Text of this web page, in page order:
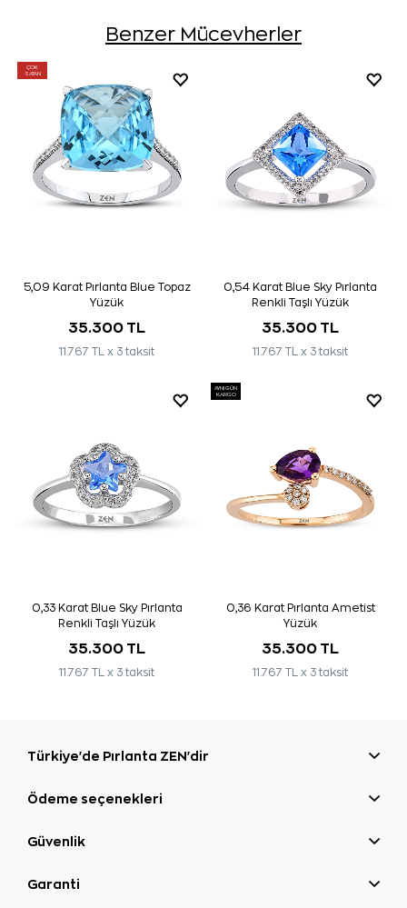
Benzer Mücevherler
ÇOK
SATAN
5,09 Karat Pırlanta Blue Topaz
Yüzük
35.300 TL
11.767 TL x 3 taksit
0,54 Karat Blue Sky Pırlanta
Renkli Taşlı Yüzük
35.300 TL
11.767 TL x 3 taksit
0,33 Karat Blue Sky Pırlanta
Renkli Taşlı Yüzük
35.300 TL
11.767 TL x 3 taksit
AYNI GÜN
KARGO
0,36 Karat Pırlanta Ametist
Yüzük
35.300 TL
11.767 TL x 3 taksit
Türkiye'de Pırlanta ZEN'dir
Ödeme seçenekleri
Güvenlik
Garanti